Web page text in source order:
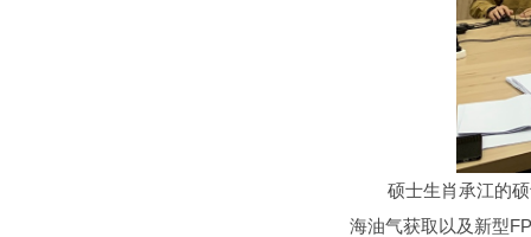
硕士生肖承江的硕士
海油气获取以及新型